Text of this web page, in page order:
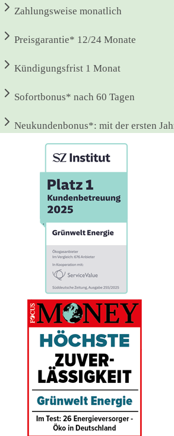
Zahlungsweise monatlich
Preisgarantie* 12/24 Monate
Kündigungsfrist 1 Monat
Sofortbonus* nach 60 Tagen
Neukundenbonus*: mit der ersten